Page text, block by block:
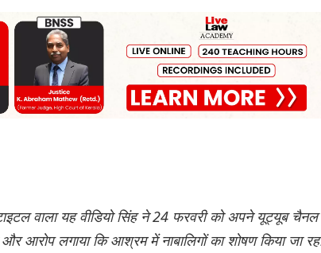
वाला यह वीडियो सिंह ने 24 फरवरी को अपने यूट्यूब चैनल
लगाया कि आश्रम में नाबालिगों का शोषण किया जा